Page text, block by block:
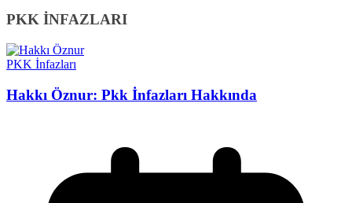
PKK İNFAZLARI
PKK İnfazları
Hakkı Öznur: Pkk İnfazları Hakkında